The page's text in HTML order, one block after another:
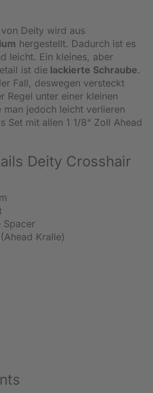
Deity wird aus
hergestellt. Dadurch ist es
leicht. Ein kleines, aber
ist die lackierte Schraube.
Fall, deswegen versteckt
Regel unter einer kleinen
jedoch leicht verlieren
Set mit allen 1 1/8“ Zoll Ahead
Deity Crosshair
Spacer
Kralle)